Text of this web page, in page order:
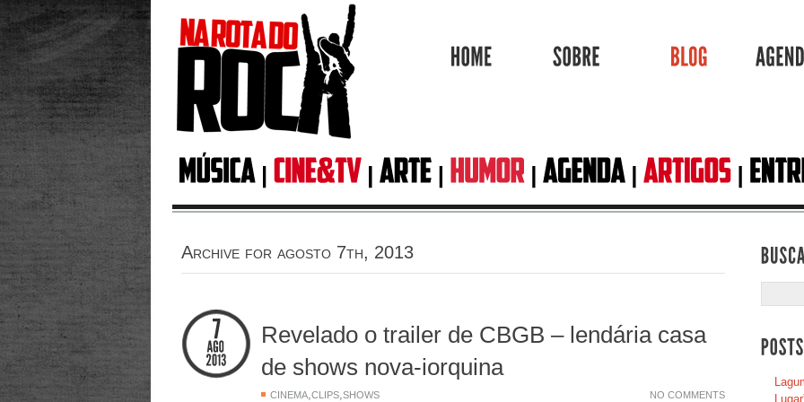
Archive for agosto 7th, 2013
Revelado o trailer de CBGB – lendária casa
de shows nova-iorquina
CINEMA,CLIPS,SHOWS NO COMMENTS